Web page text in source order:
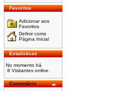
Favoritos
Adicionar aos
Favoritos
Definir como
Página Inicial
Estatísticas
No momento há
8 Visitantes online.
Comentário